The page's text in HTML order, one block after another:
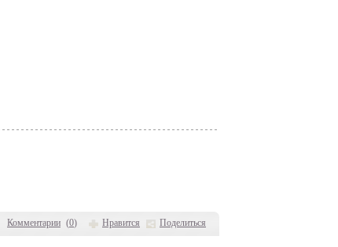
Комментарии (0) Нравится Поделиться